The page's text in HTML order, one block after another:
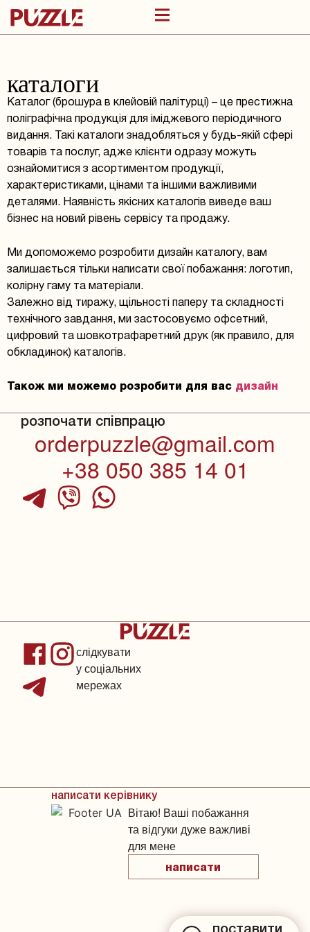
каталоги
Каталог (брошура в клейовій палітурці) – це престижна
поліграфічна продукція для іміджевого періодичного
видання. Такі каталоги знадобляться у будь-якій сфері
товарів та послуг, адже клієнти одразу можуть
ознайомитися з асортиментом продукції,
характеристиками, цінами та іншими важливими
деталями. Наявність якісних каталогів виведе ваш
бізнес на новий рівень сервісу та продажу.
Ми допоможемо розробити дизайн каталогу, вам
залишається тільки написати свої побажання: логотип,
колірну гаму та матеріали.
Залежно від тиражу, щільності паперу та складності
технічного завдання, ми застосовуємо офсетний,
цифровий та шовкотрафаретний друк (як правило, для
обкладинок) каталогів.
Також ми можемо розробити для вас дизайн
розпочати співпрацю
orderpuzzle@gmail.com
+38 050 385 14 01
слідкувати
у соціальних
мережах
написати керівнику
Вітаю! Ваші побажання
та відгуки дуже важливі
для мене
написати